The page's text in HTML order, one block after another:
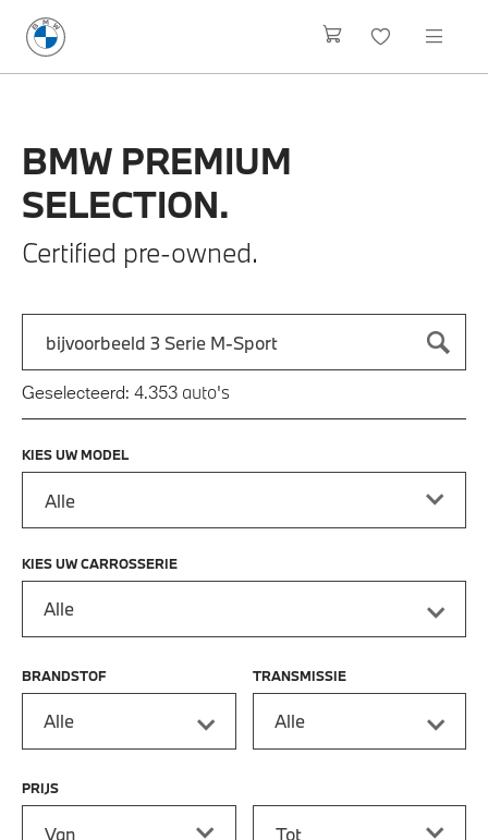
BMW PREMIUM
SELECTION.
Certified pre-owned.
Zoek naar een automodel, bijvoorbeeld 3 Serie M-Sport
Typ een automodel in en druk op enter om te zoeken
Geselecteerd: 4.353 auto's
KIES UW MODEL
KIES UW CARROSSERIE
Alle
BRANDSTOF
Alle
TRANSMISSIE
Alle
PRIJS